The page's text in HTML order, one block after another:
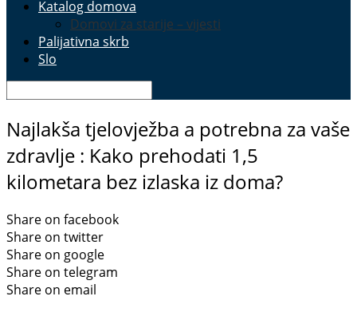
Katalog domova
Domovi za starije – vijesti
Palijativna skrb
Slo
Najlakša tjelovježba a potrebna za vaše
zdravlje : Kako prehodati 1,5
kilometara bez izlaska iz doma?
Share on facebook
Share on twitter
Share on google
Share on telegram
Share on email